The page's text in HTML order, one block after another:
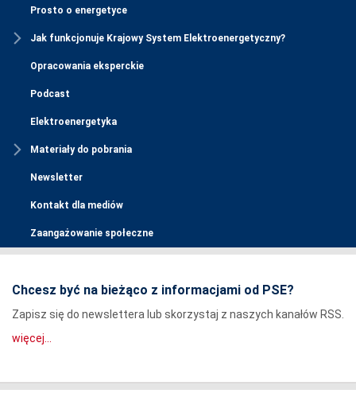
Prosto o energetyce
Jak funkcjonuje Krajowy System Elektroenergetyczny?
Opracowania eksperckie
Podcast
Elektroenergetyka
Materiały do pobrania
Newsletter
Kontakt dla mediów
Zaangażowanie społeczne
Chcesz być na bieżąco z informacjami od PSE?
Zapisz się do newslettera lub skorzystaj z naszych kanałów RSS.
więcej...